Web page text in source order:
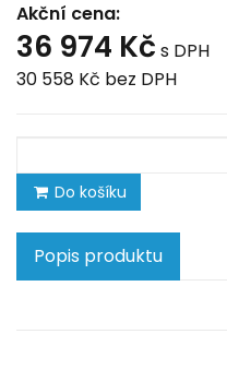
Akční cena:
36 974 Kč s DPH
30 558 Kč bez DPH
Do košíku
Popis produktu